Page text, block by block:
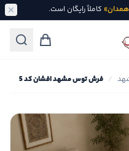
کاملاً رایگان است.
/ فرش توس مشهد افشان کد 5